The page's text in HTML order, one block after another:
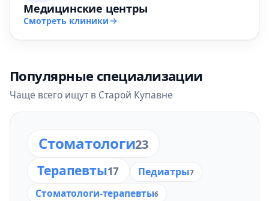
Медицинские центры
Смотреть клиники
Популярные специализации
Чаще всего ищут в Старой Купавне
Стоматологи23
Терапевты17 Педиатры7
Стоматологи-терапевты6